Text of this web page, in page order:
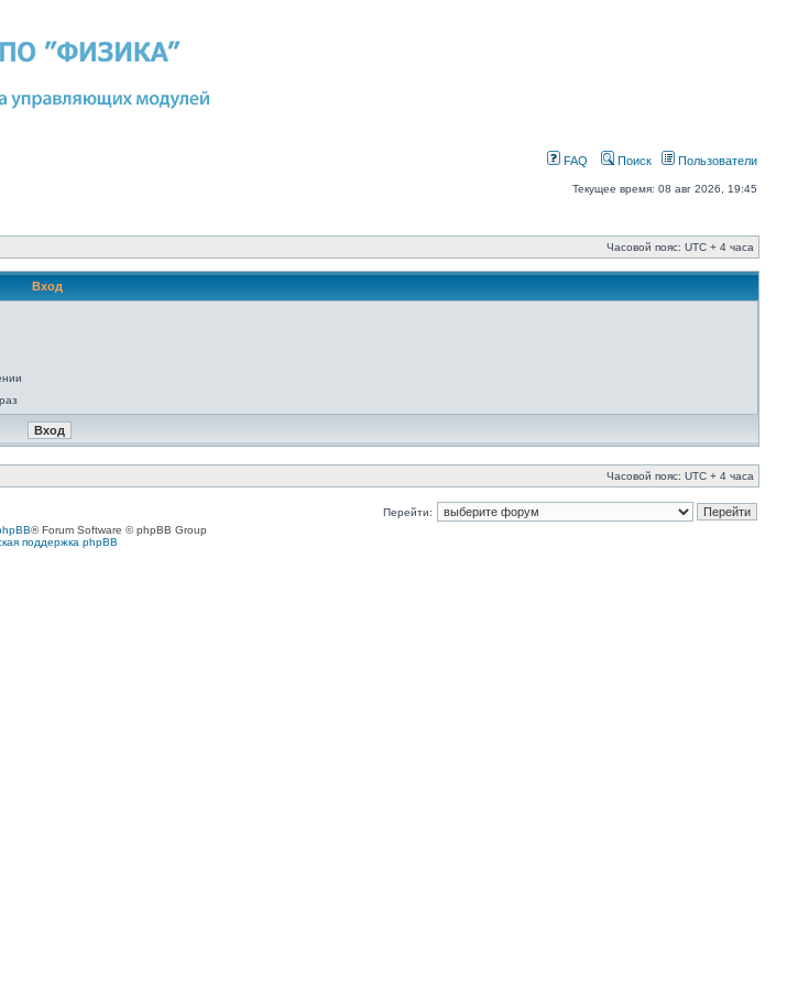
FAQ Поиск Пользователи
Текущее время: 08 авг 2026, 19:45
Часовой пояс: UTC + 4 часа
Вход
Часовой пояс: UTC + 4 часа
Перейти:
® Forum Software © phpBB Group
поддержка phpBB